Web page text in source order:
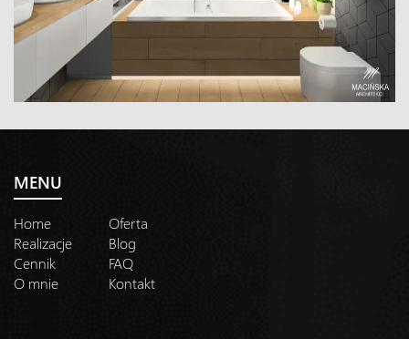
MENU
Home
Oferta
Realizacje
Blog
Cennik
FAQ
O mnie
Kontakt